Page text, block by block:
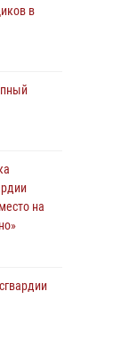
встречу
в
на